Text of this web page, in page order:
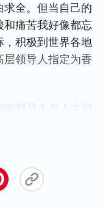
求全。但当自己的
和痛苦我好像都忘
，积极到世界各地
领导人指定为香
的都是人与人之间
。我不禁问自
想要的吗？渐渐
但为了保住自己